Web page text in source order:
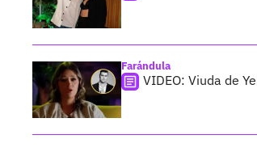
Farándula
VIDEO: Viuda de